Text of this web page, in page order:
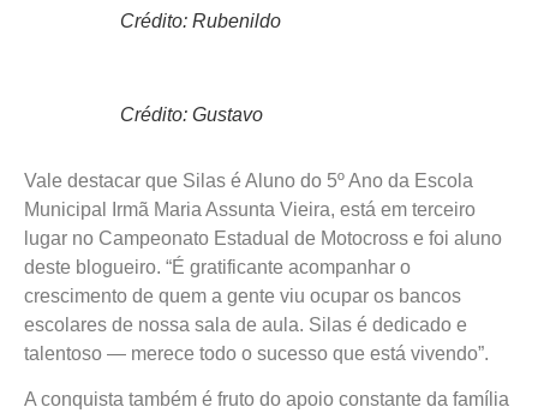
Crédito: Rubenildo
Crédito: Gustavo
Vale destacar que Silas é Aluno do 5º Ano da Escola
Municipal Irmã Maria Assunta Vieira, está em terceiro
lugar no Campeonato Estadual de Motocross e foi aluno
deste blogueiro. “É gratificante acompanhar o
crescimento de quem a gente viu ocupar os bancos
escolares de nossa sala de aula. Silas é dedicado e
talentoso — merece todo o sucesso que está vivendo”.
A conquista também é fruto do apoio constante da família